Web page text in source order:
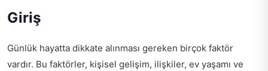
Giriş
Günlük hayatta dikkate alınması gereken birçok faktör
vardır. Bu faktörler, kişisel gelişim, ilişkiler, ev yaşamı ve